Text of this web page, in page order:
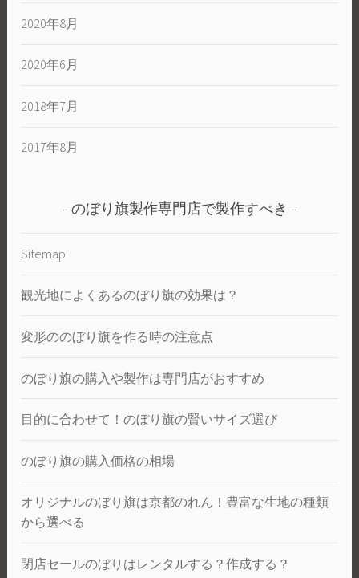
2020年8月
2020年6月
2018年7月
2017年8月
のぼり旗製作専門店で製作すべき
Sitemap
観光地によくあるのぼり旗の効果は？
変形ののぼり旗を作る時の注意点
のぼり旗の購入や製作は専門店がおすすめ
目的に合わせて！のぼり旗の賢いサイズ選び
のぼり旗の購入価格の相場
オリジナルのぼり旗は京都のれん！豊富な生地の種類
から選べる
閉店セールのぼりはレンタルする？作成する？